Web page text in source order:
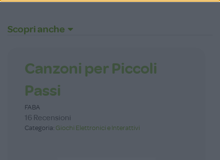
Scopri anche
Canzoni per Piccoli
Passi
FABA
16 Recensioni
Categoria: Giochi Elettronici e Interattivi